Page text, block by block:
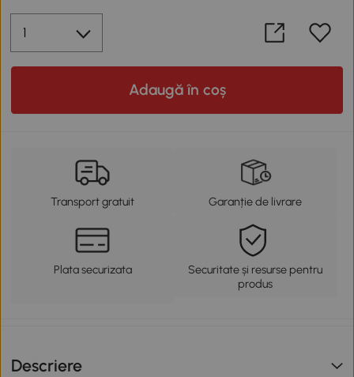
Adaugă în coș
Transport gratuit Garanție de livrare
Plata securizata
Securitate și resurse pentru
produs
Descriere